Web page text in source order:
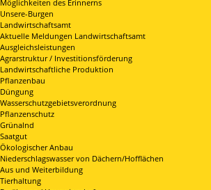
Möglichkeiten des Erinnerns
Unsere-Burgen
Landwirtschaftsamt
Aktuelle Meldungen Landwirtschaftsamt
Ausgleichsleistungen
Agrarstruktur / Investitionsförderung
Landwirtschaftliche Produktion
Pflanzenbau
Düngung
Wasserschutzgebietsverordnung
Pflanzenschutz
Grünalnd
Saatgut
Ökologischer Anbau
Niederschlagswasser von Dächern/Hofflächen
Aus und Weiterbildung
Tierhaltung